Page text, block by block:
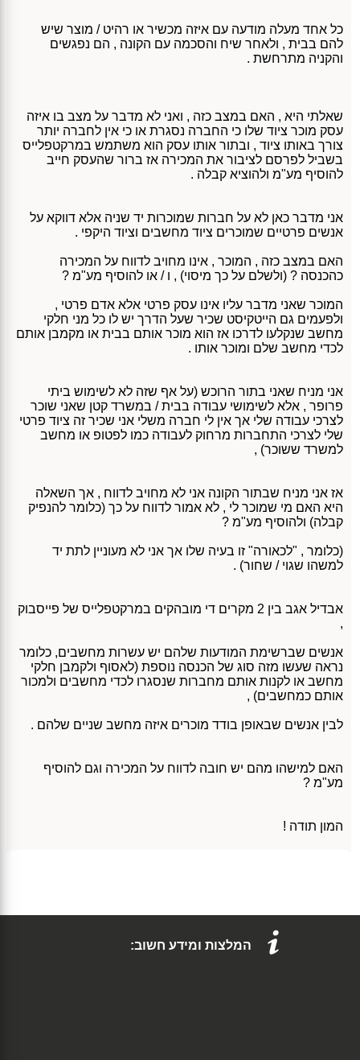
כל אחד מעלה מודעה עם איזה מכשיר או רהיט / מוצר שיש
להם בבית , ולאחר שיח והסכמה עם הקונה , הם נפגשים
והקניה מתרחשת .
שאלתי היא , האם במצב כזה , ואני לא מדבר על מצב בו איזה
עסק מוכר ציוד שלו כי החברה נסגרת או כי אין לחברה יותר
צורך באותו ציוד , ובתור אותו עסק הוא משתמש במרקטפלייס
בשביל לפרסם לציבור את המכירה אז ברור שהעסק חייב
להוסיף מע"מ ולהוציא קבלה .
אני מדבר כאן לא על חברות שמוכרות יד שניה אלא דווקא על
אנשים פרטיים שמוכרים ציוד מחשבים וציוד היקפי .
האם במצב כזה , המוכר , אינו מחויב לדווח על המכירה
כהכנסה ? (ולשלם על כך מיסוי) , ו / או להוסיף מע"מ ?
המוכר שאני מדבר עליו אינו עסק פרטי אלא אדם פרטי ,
ולפעמים גם הייטקיסט שכיר שעל הדרך יש לו כל מני חלקי
מחשב שנקלעו לדרכו אז הוא מוכר אותם בבית או מקמבן אותם
לכדי מחשב שלם ומוכר אותו .
אני מניח שאני בתור הרוכש (על אף שזה לא לשימוש ביתי
פרופר , אלא לשימושי עבודה בבית / במשרד קטן שאני שוכר
לצרכי עבודה שלי אך אין לי חברה משלי אני שכיר זה ציוד פרטי
שלי לצרכי התחברות מרחוק לעבודה כמו לפטופ או מחשב
למשרד ששוכר) ,
אז אני מניח שבתור הקונה אני לא מחויב לדווח , אך השאלה
היא האם מי שמוכר לי , לא אמור לדווח על כך (כלומר להנפיק
קבלה) ולהוסיף מע"מ ?
(כלומר , "לכאורה" זו בעיה שלו אך אני לא מעוניין לתת יד
למשהו שגוי / שחור) .
אבדיל אגב בין 2 מקרים די מובהקים במרקטפלייס של פייסבוק
,
אנשים שברשימת המודעות שלהם יש עשרות מחשבים, כלומר
נראה שעשו מזה סוג של הכנסה נוספת (לאסוף ולקמבן חלקי
מחשב או לקנות אותם מחברות שנסגרו לכדי מחשבים ולמכור
אותם כמחשבים) ,
לבין אנשים שבאופן בודד מוכרים איזה מחשב שניים שלהם .
האם למישהו מהם יש חובה לדווח על המכירה וגם להוסיף
מע"מ ?
המון תודה !
המלצות ומידע חשוב: